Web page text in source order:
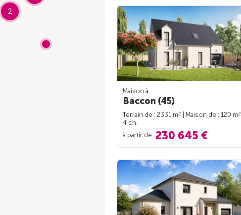
2
Maison à
Baccon (45)
Terrain de : 2331 m2 | Maison de : 120 m2
4 ch.
à partir de 230 645 €